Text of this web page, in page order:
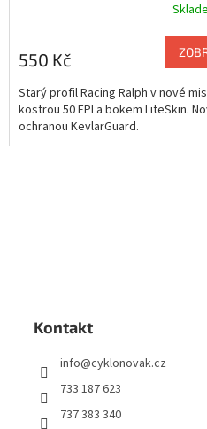
550 Kč
Starý profil Racing Ralph v nové
kostrou 50 EPI a bokem LiteSkin.
ochranou KevlarGuard.
Kontakt
info@cyklonovak.cz
733 187 623
737 383 340